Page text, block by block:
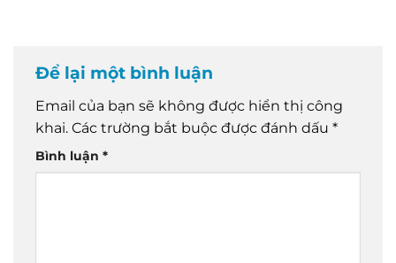
Để lại một bình luận
Email của bạn sẽ không được hiển thị công
khai. Các trường bắt buộc được đánh dấu *
Bình luận *